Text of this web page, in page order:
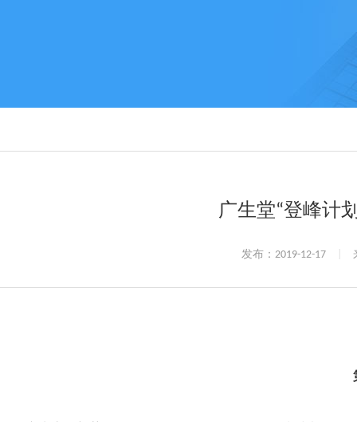
广生堂“登峰计
发布：2019-12-17